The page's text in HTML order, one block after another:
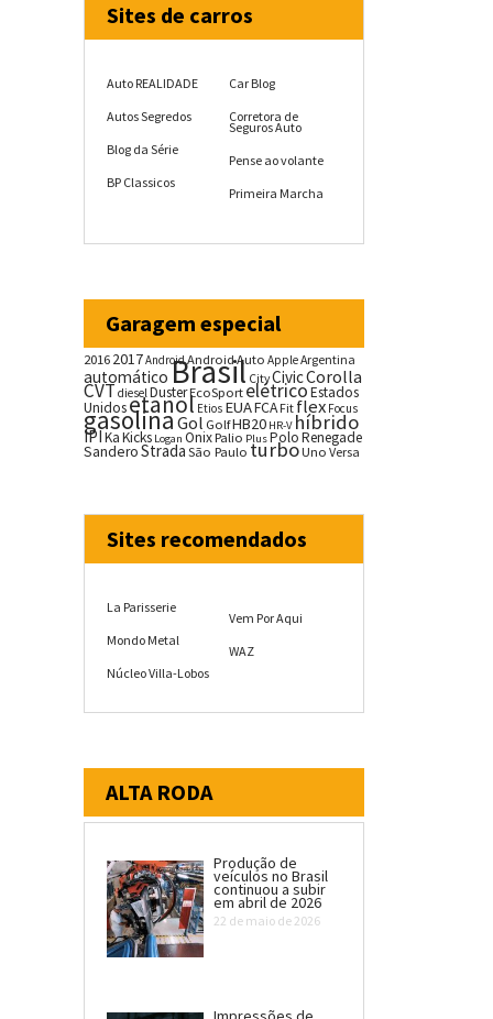
Sites de carros
Auto REALIDADE
Autos Segredos
Blog da Série
BP Classicos
Car Blog
Corretora de
Seguros Auto
Pense ao volante
Primeira Marcha
Garagem especial
20162017AndroidAndroid Auto AppleArgentina
automáticoBrasil CityCivicCorolla
CVTdieselDusterEcoSportelétricoEstados
Unidosetanol Etios EUAFCA Fit flex Focus
gasolina Gol GolfHB20 HR-V híbrido
IPIKaKicks Logan OnixPalio PlusPoloRenegade
SanderoStrada São Paulo turboUno Versa
Sites recomendados
La Parisserie
Mondo Metal
Núcleo Villa-Lobos
Vem Por Aqui
WAZ
ALTA RODA
Produção de
veículos no Brasil
continuou a subir
em abril de 2026
22 de maio de 2026